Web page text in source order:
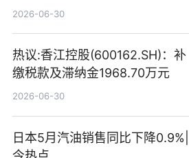
文
2026-06-30
热议:香江控股(600162.SH)：补
缴税款及滞纳金1968.70万元
2026-06-30
日本5月汽油销售同比下降0.9%|